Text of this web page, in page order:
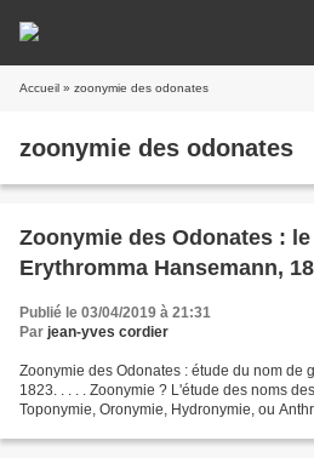
Accueil » zoonymie des odonates
zoonymie des odonates
Zoonymie des Odonates :
Erythromma Hansemann,
Publié le 03/04/2019 à 21:31
Par jean-yves cordier
Zoonymie des Odonates : étude du nom de
1823. . . . . Zoonymie ? L'étude des noms
Toponymie, Oronymie, Hydronymie, ou